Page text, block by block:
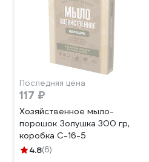
Последняя цена
117 ₽
Хозяйственное мыло-
порошок Золушка 300 гр,
коробка С-16-5
4.8(6)